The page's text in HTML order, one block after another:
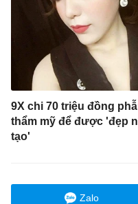
9X chi 70 triệu đồng
thẩm mỹ để được 'đẹp
tạo'
Zalo